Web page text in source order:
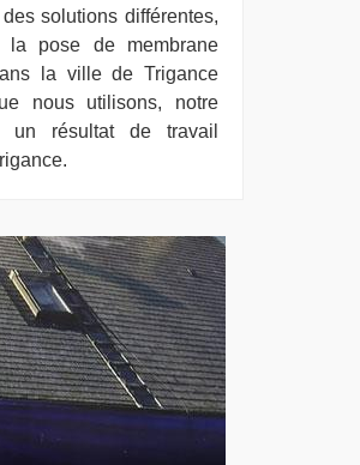
solutions différentes,
la pose de membrane
la ville de Trigance
nous utilisons, notre
un résultat de travail